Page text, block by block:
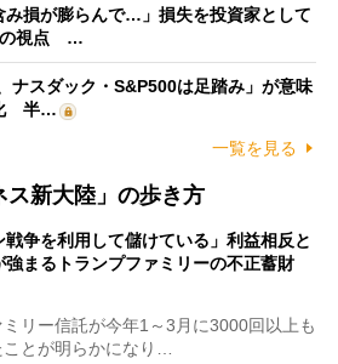
み損が膨らんで…」損失を投資家として
の視点 …
ナスダック・S&P500は足踏み」が意味
半…
一覧を見る
ス新大陸」の歩き方
戦争を利用して儲けている」利益相反と
強まるトランプファミリーの不正蓄財
リー信託が今年1～3月に3000回以上も
とが明らかになり…